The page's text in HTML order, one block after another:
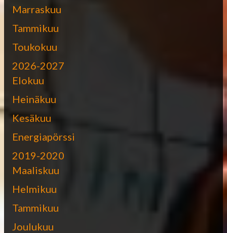
Marraskuu
Tammikuu
Toukokuu
2026-2027
Elokuu
Heinäkuu
Kesäkuu
Energiapörssi
2019-2020
Maaliskuu
Helmikuu
Tammikuu
Joulukuu